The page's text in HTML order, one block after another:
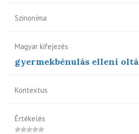
Szinoníma
Magyar kifejezés
gyermekbénulás elleni
Kontextus
Értékelés